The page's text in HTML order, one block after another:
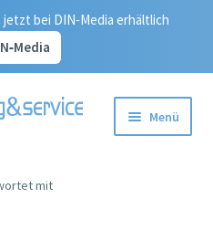
bei DIN‑Media erhältlich
Menü
mit